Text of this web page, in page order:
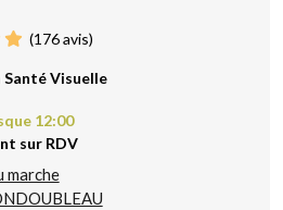
(176avis)
Santé Visuelle
12:00
sur RDV
marche